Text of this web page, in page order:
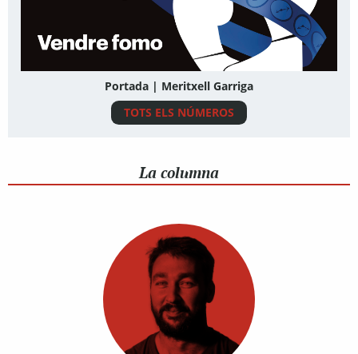
Portada | Meritxell Garriga
TOTS ELS NÚMEROS
La columna